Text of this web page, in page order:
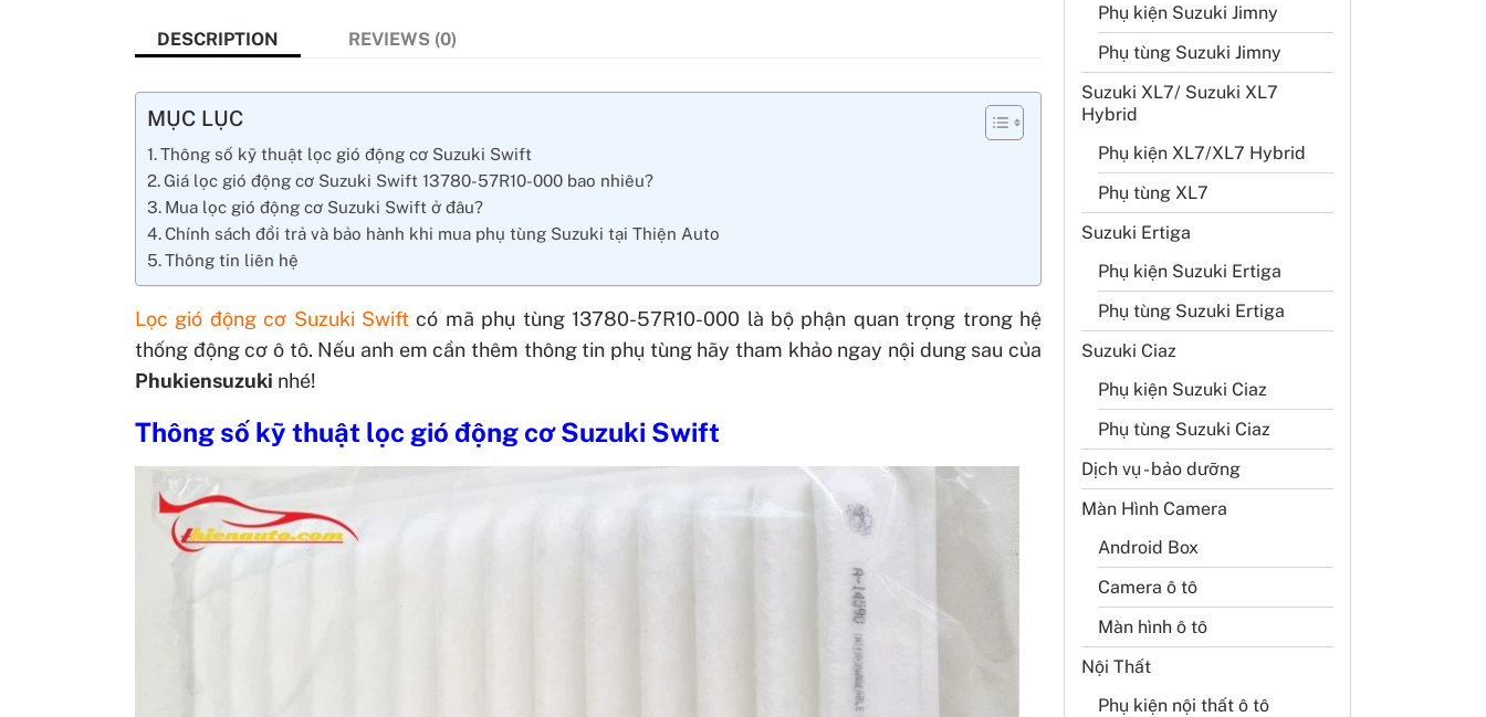
DESCRIPTION REVIEWS (0)
MỤC LỤC
Thông số kỹ thuật lọc gió động cơ Suzuki Swift
Giá lọc gió động cơ Suzuki Swift 13780-57R10-000 bao nhiêu?
Mua lọc gió động cơ Suzuki Swift ở đâu?
Chính sách đổi trả và bảo hành khi mua phụ tùng Suzuki tại Thiện Auto
Thông tin liên hệ
Lọc gió động cơ Suzuki Swift có mã phụ tùng 13780-57R10-000 là bộ phận quan trọng trong hệ
thống động cơ ô tô. Nếu anh em cần thêm thông tin phụ tùng hãy tham khảo ngay nội dung sau của
Phukiensuzuki nhé!
Thông số kỹ thuật lọc gió động cơ Suzuki Swift
Phụ kiện Suzuki Jimny
Phụ tùng Suzuki Jimny
Suzuki XL7/ Suzuki XL7
Hybrid
Phụ kiện XL7/XL7 Hybrid
Phụ tùng XL7
Suzuki Ertiga
Phụ kiện Suzuki Ertiga
Phụ tùng Suzuki Ertiga
Suzuki Ciaz
Phụ kiện Suzuki Ciaz
Phụ tùng Suzuki Ciaz
Dịch vụ - bảo dưỡng
Màn Hình Camera
Android Box
Camera ô tô
Màn hình ô tô
Nội Thất
Phụ kiện nội thất ô tô